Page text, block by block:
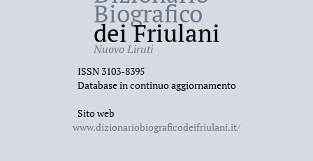
Biografico
dei Friulani
Nuovo Liruti
ISSN 3103-8395
Database in continuo aggiornamento
Sito web
www.dizionariobiograficodeifriulani.it/